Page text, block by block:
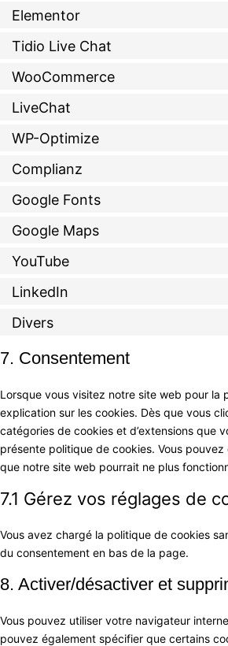
Elementor
Tidio Live Chat
WooCommerce
LiveChat
WP-Optimize
Complianz
Google Fonts
Google Maps
YouTube
LinkedIn
Divers
7. Consentement
Lorsque vous visitez notre site web pour la
explication sur les cookies. Dès que vous
catégories de cookies et d’extensions que
présente politique de cookies. Vous
que notre site web pourrait ne plus
7.1 Gérez vos réglages de
Vous avez chargé la politique de cookies
du consentement en bas de la page.
8. Activer/désactiver et
Vous pouvez utiliser votre navigateur
pouvez également spécifier que certains